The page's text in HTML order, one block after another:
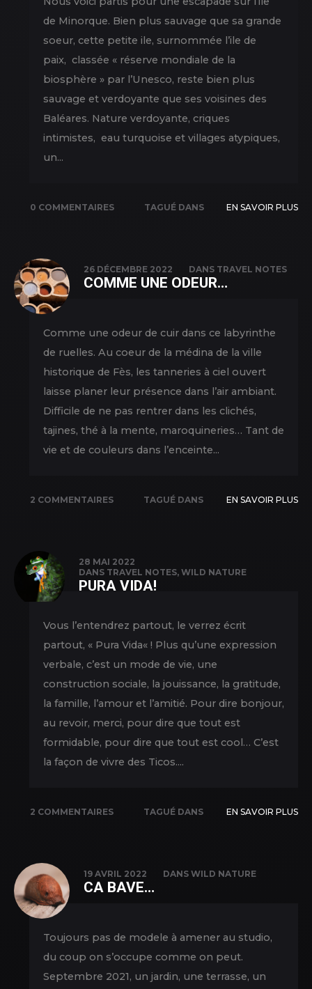
de Minorque. Bien plus sauvage que sa grande
soeur, cette petite ile, surnommée l’ile de
paix, classée « réserve mondiale de la
biosphère » par l’Unesco, reste bien plus
sauvage et verdoyante que ses voisines des
Baléares. Nature verdoyante, criques
intimistes, eau turquoise et villages atypiques,
un...
0 COMMENTAIRES
TAGUÉ DANS
EN SAVOIR PLUS
26 DÉCEMBRE 2022 DANS TRAVEL NOTES
COMME UNE ODEUR…
Comme une odeur de cuir dans ce labyrinthe
de ruelles. Au coeur de la médina de la ville
historique de Fès, les tanneries à ciel ouvert
laisse planer leur présence dans l’air ambiant.
Difficile de ne pas rentrer dans les clichés,
tajines, thé à la mente, maroquineries… Tant de
vie et de couleurs dans l’enceinte...
2 COMMENTAIRES
TAGUÉ DANS
EN SAVOIR PLUS
28 MAI 2022
DANS TRAVEL NOTES,WILD NATURE
PURA VIDA!
Vous l’entendrez partout, le verrez écrit
partout, « Pura Vida« ! Plus qu’une expression
verbale, c’est un mode de vie, une
construction sociale, la jouissance, la gratitude,
la famille, l’amour et l’amitié. Pour dire bonjour,
au revoir, merci, pour dire que tout est
formidable, pour dire que tout est cool… C’est
la façon de vivre des Ticos....
2 COMMENTAIRES
TAGUÉ DANS
EN SAVOIR PLUS
19 AVRIL 2022 DANS WILD NATURE
CA BAVE…
Toujours pas de modele à amener au studio,
du coup on s’occupe comme on peut.
Septembre 2021, un jardin, une terrasse, un